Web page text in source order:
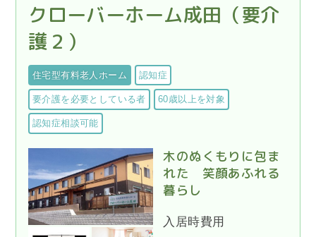
クローバーホーム成田（要介
護２）
住宅型有料老人ホーム 認知症
要介護を必要としている者 60歳以上を対象
認知症相談可能
木のぬくもりに包ま
れた 笑顔あふれる
暮らし
入居時費用